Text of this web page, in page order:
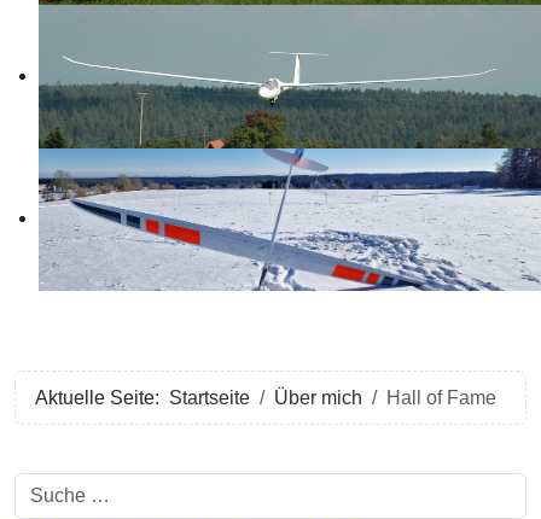
Aktuelle Seite: Startseite Über mich Hall of Fame
Suchen